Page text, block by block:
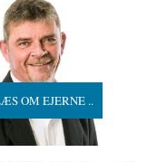
OM EJERNE ..